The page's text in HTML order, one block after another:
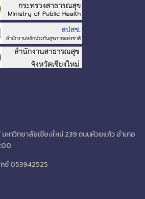
าวิทยาลัยเชียงใหม่ 239 ถนนห้วยแก้ว อำเภอ
ซ์ 053942525